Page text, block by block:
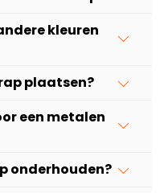
kleuren
plaatsen?
een metalen
onderhouden?